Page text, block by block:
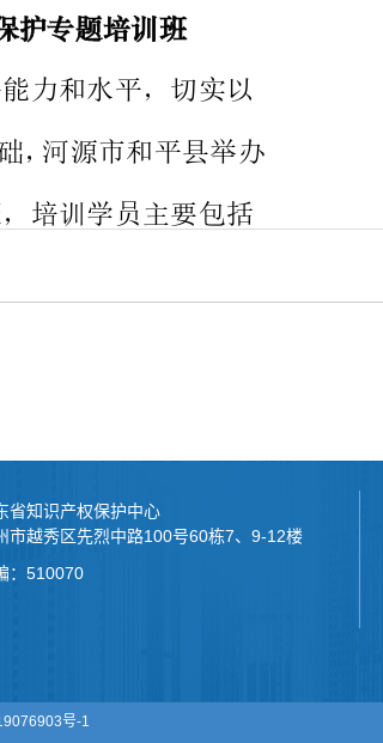
省知识产权保护中心
市越秀区先烈中路100号60栋7、9-12楼
：510070
号-1